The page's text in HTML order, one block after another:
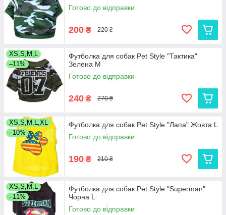
Готово до відправки
200 ₴ 220 ₴
XS,S,M,L
–11%
Футболка для собак Pet Style "Тактика"
Зелена M
Готово до відправки
240 ₴ 270 ₴
XS,S,M,L,XL
–10%
Футболка для собак Pet Style "Лапа" Жовта L
Готово до відправки
190 ₴ 210 ₴
XS,S,M,L
–11%
Футболка для собак Pet Style "Superman"
Чорна L
Готово до відправки